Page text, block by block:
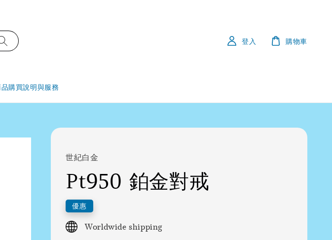
購買說明與服務
登入 購物車
世紀白金
Pt950 鉑金對戒
優惠
Worldwide shipping